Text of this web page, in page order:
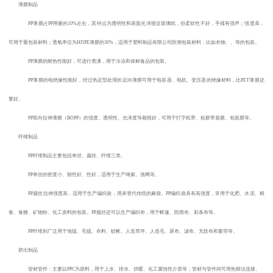
薄膜制品
PP薄膜占PP用量的10%左右，其特点为透明性和表面光泽接近玻璃纸，但柔软性不好，手揉有强声；强度高，
可用于重包装材料；透氧率仅为HDPE薄膜的30% ，适用于塑料制品有限公司防潮包装材料，比如衣物、、等的包装。
PP薄膜的耐热性能好，可进行煮沸，用于冷冻和保鲜食品的包装。
PP薄膜的电绝缘性能好，经过热定型处理的定向薄膜可用于电容器、电机、变压器的绝缘材料，比PET薄膜还
要好。
PP双向拉伸薄膜（BOPP）的强度、透明性、光泽度等都很好，可用于打字机带、粘胶带基膜、包装膜等。
纤维制品
PP纤维制品主要包括单丝、扁丝、纤维三类。
PP单丝的密度小、韧性好、性好，适用于生产绳索、渔网等。
PP扁丝拉伸强度高，适用于生产编织袋，用来替代传统的麻袋。PP编织袋具有高强度，常用于化肥、水泥、粮
食、食糖、矿物粉、化工原料的包装。PP扁丝还可以生产编织布，用于帐篷、防雨布、彩条布等。
PP纤维则广泛用于地毯、毛毯、衣料、蚊帐、人造草坪、人造毛、尿布、滤布、无纺布和窗帘等。
挤出制品
管材管件：主要以PPC为原料，用于上水、排水、供暖、化工腐蚀性介质等；管材与管件间可用热熔法连接。